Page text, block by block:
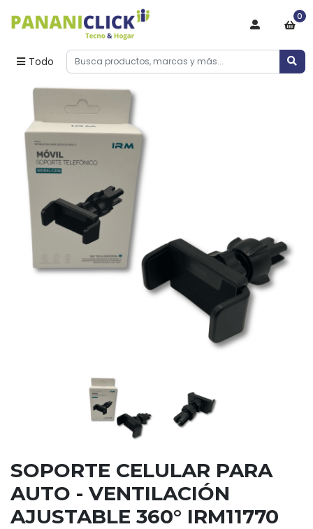
Todo
0
SOPORTE CELULAR PARA
AUTO - VENTILACIÓN
AJUSTABLE 360° IRM11770